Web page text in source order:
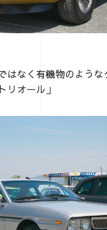
はなく有機物のよう
リオール」